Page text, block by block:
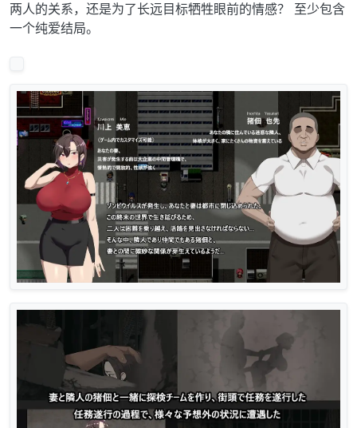
两人的关系，还是为了长远目标牺牲眼前的情感？ 至少包含
一个纯爱结局。